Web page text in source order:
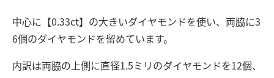
中心に【0.33ct】の大きいダイヤモンドを使い、両脇に3
6個のダイヤモンドを留めています。
内訳は両脇の上側に直径1.5ミリのダイヤモンドを12個、